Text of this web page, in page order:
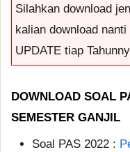
Silahkan download
kalian download
UPDATE tiap
DOWNLOAD SOAL
SEMESTER GANJIL
Soal PAS 2022 :